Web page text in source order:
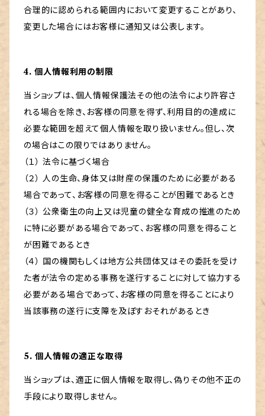
合理的に認められる範囲内において変更することがあり、
変更した場合にはお客様に通知又は公表します。
4. 個人情報利用の制限
当ショップは、個人情報保護法その他の法令により許容さ
れる場合を除き、お客様の同意を得ず、利用目的の達成に
必要な範囲を超えて個人情報を取り扱いません。但し、次
の場合はこの限りではありません。
（１） 法令に基づく場合
（２） 人の生命、身体又は財産の保護のために必要がある
場合であって、お客様の同意を得ることが困難であるとき
（３） 公衆衛生の向上又は児童の健全な育成の推進のため
に特に必要がある場合であって、お客様の同意を得ること
が困難であるとき
（４） 国の機関もしくは地方公共団体又はその委託を受け
た者が法令の定める事務を遂行することに対して協力する
必要がある場合であって、お客様の同意を得ることにより
当該事務の遂行に支障を及ぼすおそれがあるとき
5. 個人情報の適正な取得
当ショップは、適正に個人情報を取得し、偽りその他不正の
手段により取得しません。